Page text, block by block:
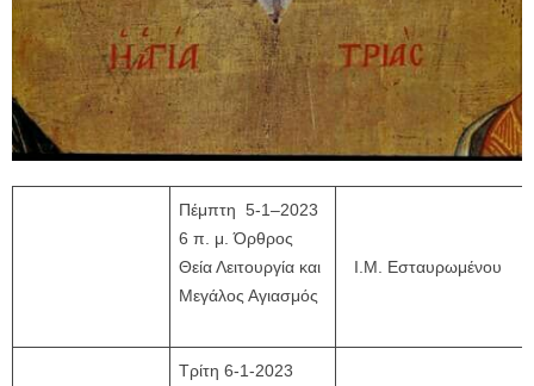
Πέμπτη 5-1–2023
6 π. μ. Όρθρος
Θεία Λειτουργία και
Μεγάλος Αγιασμός
Ι.Μ. Εσταυρωμένου
Τρίτη 6-1-2023